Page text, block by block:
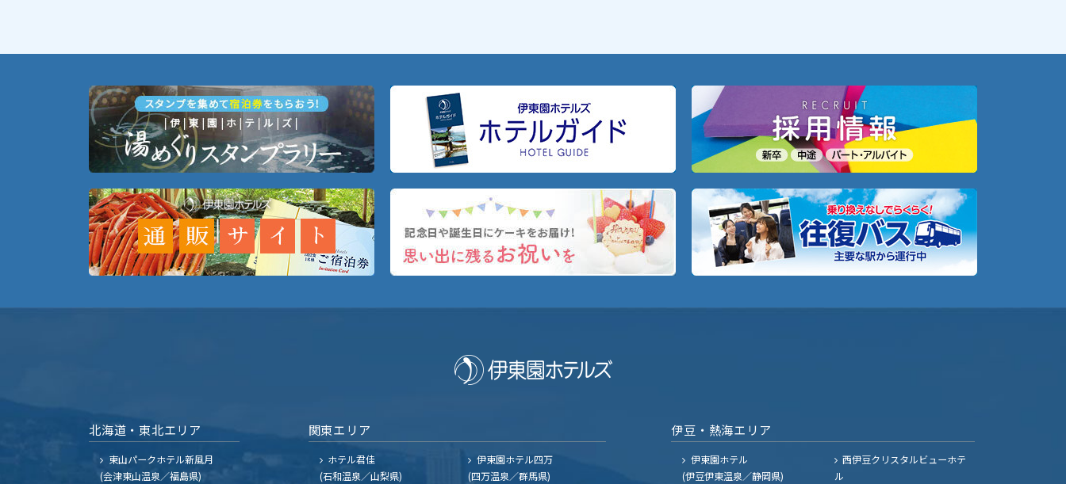
北海道・東北エリア
東山パークホテル新風月
(会津東山温泉／福島県)
関東エリア
ホテル君佳
(石和温泉／山梨県)
伊東園ホテル四万
(四万温泉／群馬県)
伊豆・熱海エリア
伊東園ホテル
(伊豆伊東温泉／静岡県)
西伊豆クリスタルビューホテ
ル